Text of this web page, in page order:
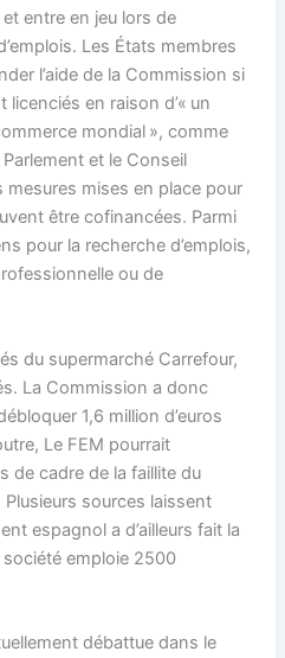
entre en jeu lors de
Les États membres
l’aide de la Commission si
en raison d’« un
mondial », comme
et le Conseil
mises en place pour
être cofinancées. Parmi
pour la recherche d’emplois,
ou de
du supermarché Carrefour,
La Commission a donc
1,6 million d’euros
Le FEM pourrait
de cadre de la faillite du
sources laissent
espagnol a d’ailleurs fait la
société emploie 2500
débattue dans le